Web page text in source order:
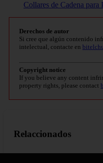
Collares de Cadena
Derechos de autor
Si cree que algún contenido
intelectual, contacte en
Copyright notice
If you believe any content
property rights, please contact
Relaccionados